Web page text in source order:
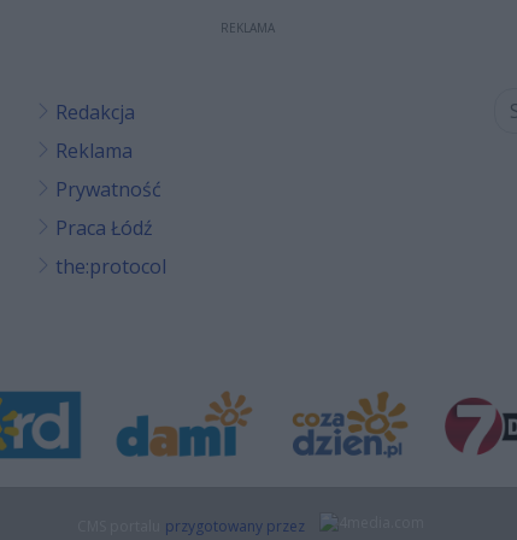
REKLAMA
Redakcja
Reklama
Prywatność
Praca Łódź
the:protocol
przygotowany przez